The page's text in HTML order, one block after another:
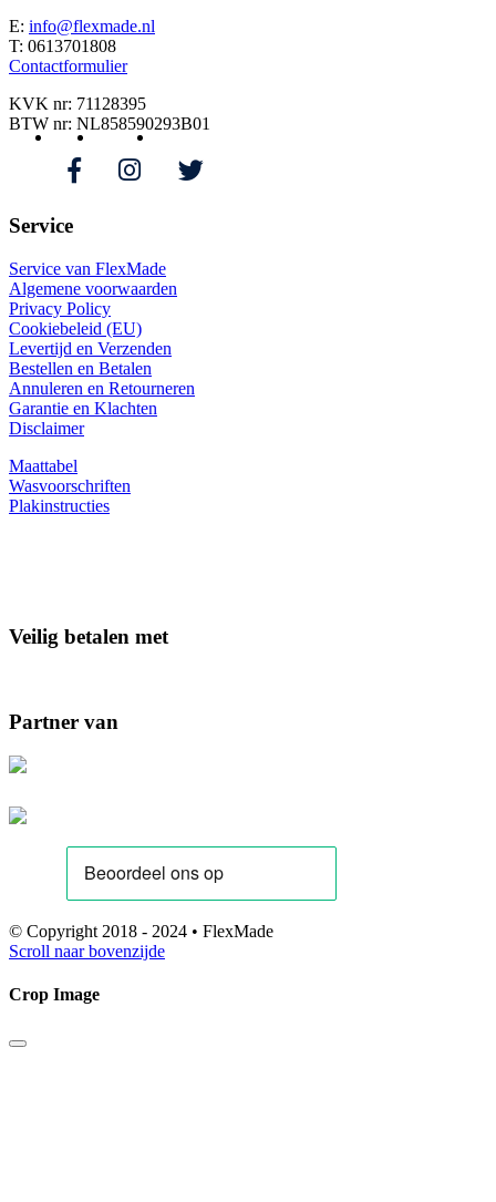
E: info@flexmade.nl
T: 0613701808
Contactformulier
KVK nr: 71128395
BTW nr: NL858590293B01
Service
Service van FlexMade
Algemene voorwaarden
Privacy Policy
Cookiebeleid (EU)
Levertijd en Verzenden
Bestellen en Betalen
Annuleren en Retourneren
Garantie en Klachten
Disclaimer
Maattabel
Wasvoorschriften
Plakinstructies
Veilig betalen met
Partner van
© Copyright 2018 - 2024 • FlexMade
Scroll naar bovenzijde
Crop Image